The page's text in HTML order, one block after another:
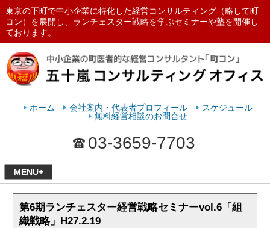
東京の下町で中小企業に特化した経営コンサルティング（略して町
コン）を展開し、ランチェスター戦略を学ぶセミナーや塾を開催し
ております。
ランチェスターの法則を学ぶなら
ホーム 会社案内・代表者プロフィール
スケジュール
無料経営相談のお問合せ
03-3659-7703
MENU+
第6期ランチェスター経営戦略セミナーvol.6「組
織戦略」H27.2.19